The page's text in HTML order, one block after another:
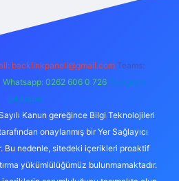
backlinkpaneli@gmail.com Teams:
Whatsapp: 0262 606 0 726 Telegram:
@karabul
Kanun gereğince Bilgi Teknolojileri
onaylanmış bir Yer Sağlayıcı
Bu nedenle, sitedeki içerikleri proaktif
yükümlülüğümüz bulunmamaktadır.